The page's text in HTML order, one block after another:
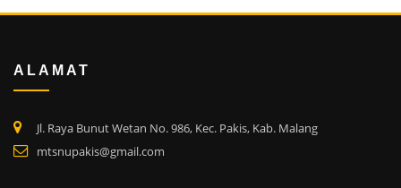
ALAMAT
Jl. Raya Bunut Wetan No. 986, Kec. Pakis, Kab. Malang
mtsnupakis@gmail.com